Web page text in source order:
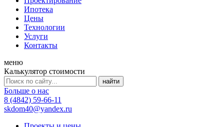
Ипотека
Цены
Технологии
Услуги
Контакты
меню
Калькулятор стоимости
Больше о нас
8 (4842) 59-66-11
skdom40@yandex.ru